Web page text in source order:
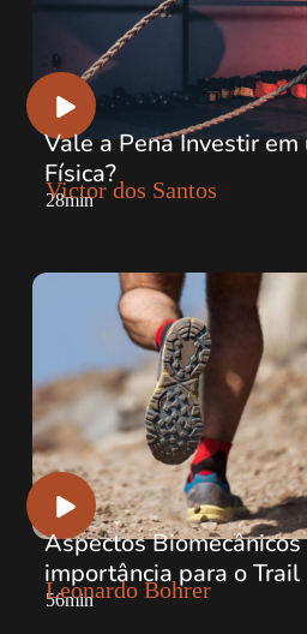
Vale a Pena Investir
Física?
Victor dos Santos
28min
Aspectos Biomecânicos
importância para o Trail
Leonardo Bohrer
56min